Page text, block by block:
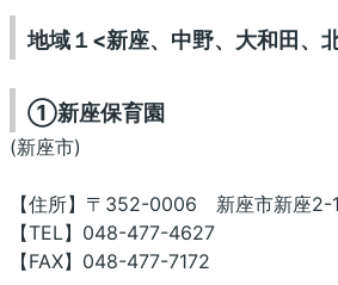
地域１<新座、中野、大和田、
①新座保育園
(新座市)
【住所】〒352-0006 新座市新座2-
【TEL】048-477-4627
【FAX】048-477-7172